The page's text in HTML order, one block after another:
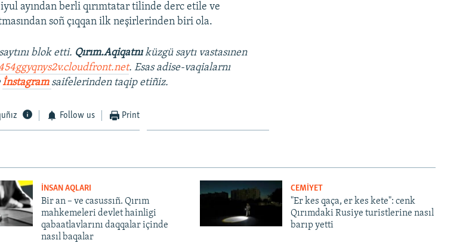
iyul ayından berli qırımtatar tilinde derc etile ve
soñ çıqqan ilk neşirlerinden biri ola.
saytını blok etti. Qırım.Aqiqatnıküzgü saytı vastasınen
. Esas adise-vaqialarnı
İnstagram saifelerinden taqip etiñiz.
Follow us Print
İNSAN AQLARI
Bir an – ve casussıñ. Qırım
mahkemeleri devlet hainligi
qabaatlavlarını daqqalar içinde
nasıl baqalar
CEMİYET
"Er kes qaça, er kes kete": cenk
Qırımdaki Rusiye turistlerine nasıl
barıp yetti